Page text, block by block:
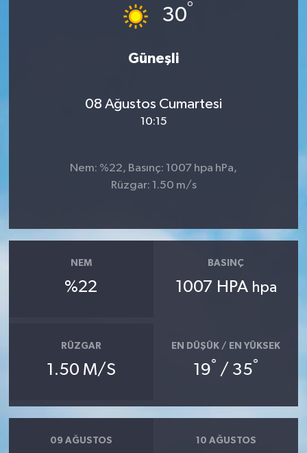
30°
Güneşli
08 Ağustos Cumartesi
10:15
Nem: %22, Basınç: 1007 hpa hPa,
Rüzgar: 1.50 m/s
NEM
%22
BASINÇ
1007 HPA hpa
RÜZGAR
1.50 M/S
EN DÜŞÜK / EN YÜKSEK
19° / 35°
09 AĞUSTOS 10 AĞUSTOS